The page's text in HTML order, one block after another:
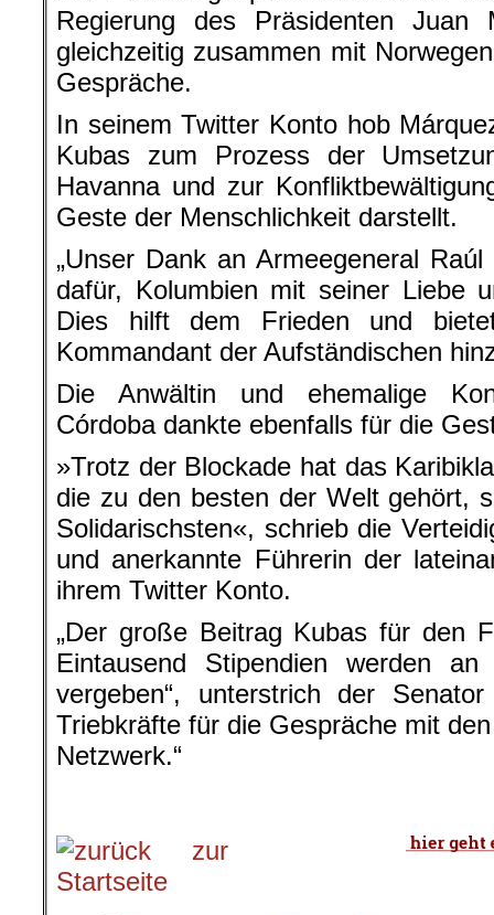
Regierung des Präsidenten
gleichzeitig zusammen mit
Gespräche.
In seinem Twitter Konto hob
Kubas zum Prozess der
Havanna und zur
Geste der Menschlichkeit darstellt.
„Unser Dank an Armeegeneral
dafür, Kolumbien mit seiner Liebe
Dies hilft dem Frieden und
Kommandant der Aufständischen
Die Anwältin und ehemalige
Córdoba dankte ebenfalls für die
»Trotz der Blockade hat das
die zu den besten der Welt gehört,
Solidarischsten«, schrieb die
und anerkannte Führerin der
ihrem Twitter Konto.
„Der große Beitrag Kubas für den
Eintausend Stipendien werden
vergeben“, unterstrich der
Triebkräfte für die Gespräche mit
Netzwerk.“